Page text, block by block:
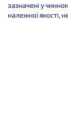
зазначені у
належної якості,